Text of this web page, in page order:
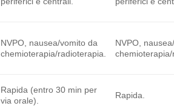
NVPO, nausea/vomito da
chemioterapia/radioterapia.
NVPO,
Rapida (entro 30 min per
via orale).
Rapida.